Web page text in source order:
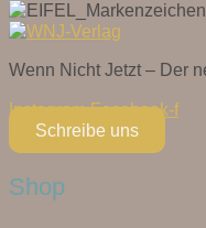
Wenn Nicht Jetzt – Der
Instagram Facebook-f
Schreibe uns
Shop